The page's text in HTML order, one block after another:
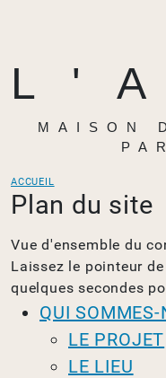
MAISON
ACCUEIL
Plan du site
Vue d'ensemble du
Laissez le pointeur
quelques secondes
QUI SOMMES-
LE PROJET
LE LIEU